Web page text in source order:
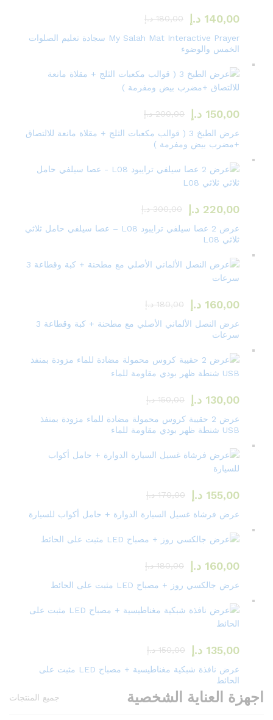
140,00 د.إ 180,00 د.إ
My Salah Mat Interactive Prayer سجادة تعليم الصلوات
الخمس والوضوء
150,00 د.إ 200,00 د.إ
عرض الطبخ 3 ( قوالب مكعبات الثلج + مقلاة مانعة للالتصاق
+مضرب بيض ومفرمة )
220,00 د.إ 300,00 د.إ
عرض 2 عصا سيلفي ترايبود L08 – عصا سيلفي حامل ثلاثي
ثلاثي L08
160,00 د.إ 180,00 د.إ
عرض النصل الألماني الأصلي مع مطحنة + كبة وقطاعة 3
سرعات
130,00 د.إ 150,00 د.إ
عرض 2 حقيبة كروس محمولة مضادة للماء مزودة بمنفذ
USB شنطة ظهر بودي مقاومة للماء
155,00 د.إ 170,00 د.إ
عرض فرشاة غسيل السيارة الدوارة + حامل أكواب للسيارة
160,00 د.إ 180,00 د.إ
عرض جالكسي روز + مصباح LED مثبت على الحائط
135,00 د.إ 150,00 د.إ
عرض نافذة شبكية مغناطيسية + مصباح LED مثبت على
الحائط
اجهزة العناية الشخصية جميع المنتجات